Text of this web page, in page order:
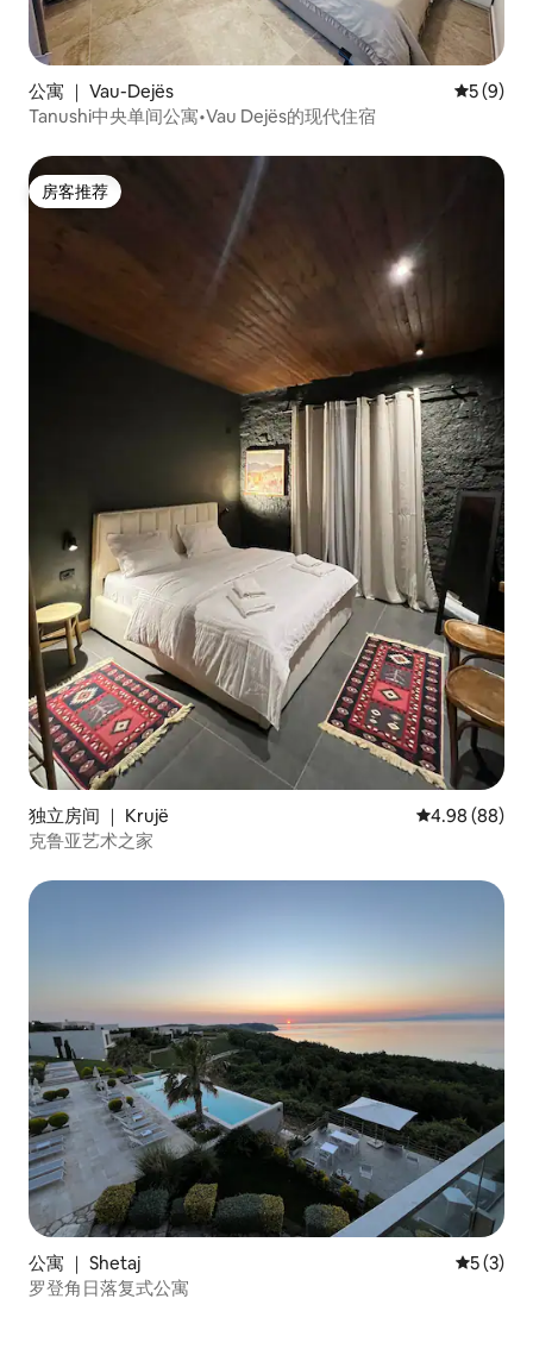
公寓 ｜ Vau-Dejës 平均评分
5 (9)
Tanushi中央单间公寓•Vau Dejës的现代住宿
房客推荐
房客推荐
独立房间 ｜ Krujë 平均评分 4.98
4.98 (88)
克鲁亚艺术之家
公寓 ｜ Shetaj 平均评分
5 (3)
罗登角日落复式公寓